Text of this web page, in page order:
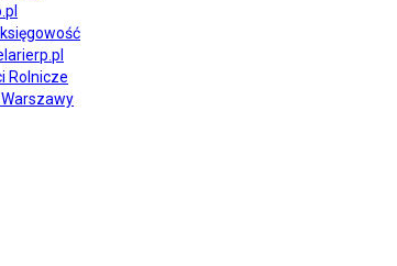
księgowość
Rolnicze